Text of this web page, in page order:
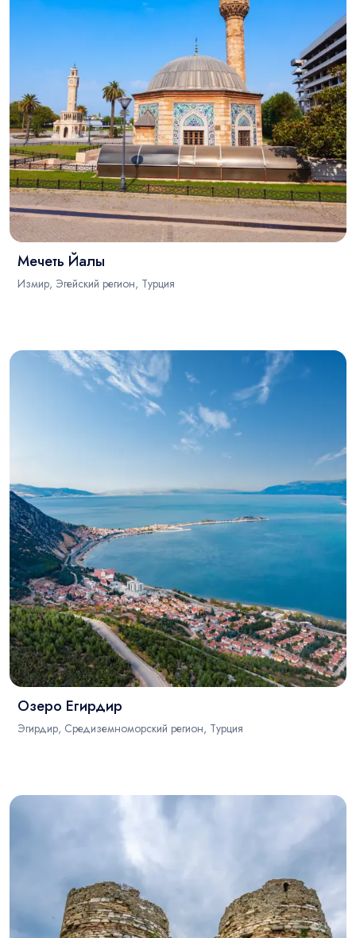
Мечеть Йалы
Измир, Эгейский регион, Турция
Озеро Егирдир
Эгирдир, Средиземноморский регион, Турция